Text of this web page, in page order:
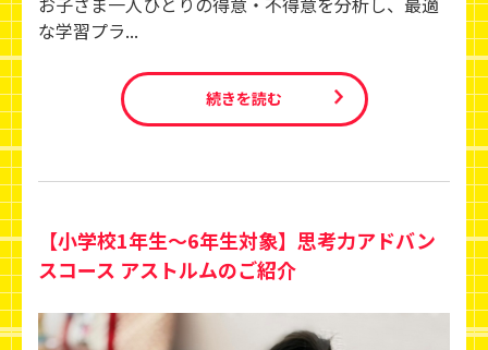
な学習プラ...
続きを読む
【小学校1年生～6年生対象】思考力アドバン
スコース アストルムのご紹介